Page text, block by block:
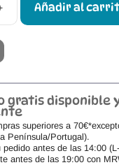
Botas
de
Añadir al
gratis disponible
superiores a
Península/Portugal).
pedido antes de las 14:00
antes de las 19:00 con